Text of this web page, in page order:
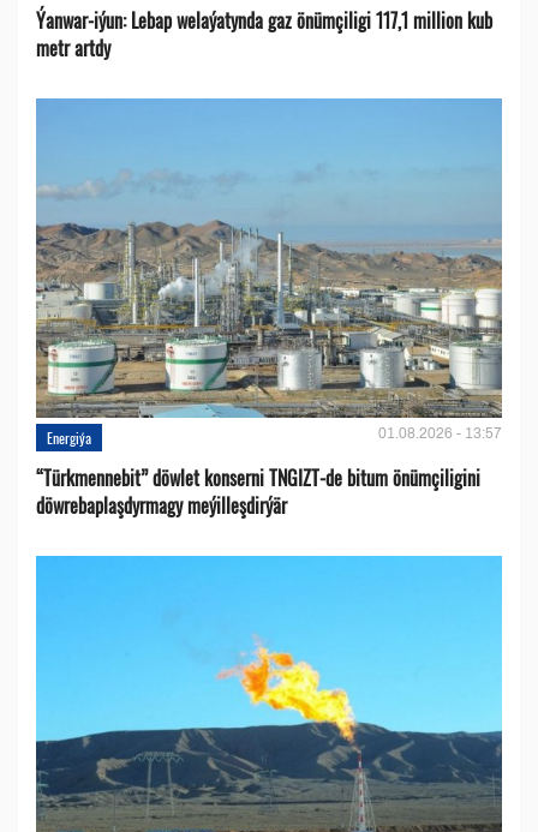
Ýanwar-iýun: Lebap welaýatynda gaz önümçiligi 117,1 million kub
metr artdy
Energiýa 01.08.2026 - 13:57
“Türkmennebit” döwlet konserni TNGIZT-de bitum önümçiligini
döwrebaplaşdyrmagy meýilleşdirýär